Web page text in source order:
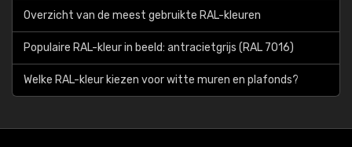
Overzicht van de meest gebruikte RAL-kleuren
Populaire RAL-kleur in beeld: antracietgrijs (RAL 7016)
Welke RAL-kleur kiezen voor witte muren en plafonds?